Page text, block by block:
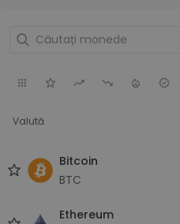
Valută
Bitcoin
BTC
Ethereum